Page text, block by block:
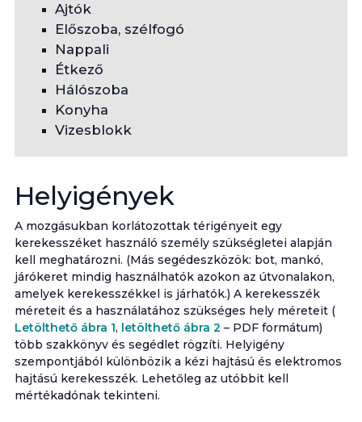
Ajtók
Előszoba, szélfogó
Nappali
Étkező
Hálószoba
Konyha
Vizesblokk
Helyigények
A mozgásukban korlátozottak térigényeit egy
kerekesszéket használó személy szükségletei alapján
kell meghatározni. (Más segédeszközök: bot, mankó,
járókeret mindig használhatók azokon az útvonalakon,
amelyek kerekesszékkel is járhatók.) A kerekesszék
méreteit és a használatához szükséges hely méreteit (
Letölthető ábra 1, letölthető ábra 2 – PDF formátum)
több szakkönyv és segédlet rögzíti. Helyigény
szempontjából különbözik a kézi hajtású és elektromos
hajtású kerekesszék. Lehetőleg az utóbbit kell
mértékadónak tekinteni.